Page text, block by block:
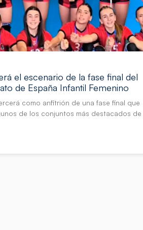
el escenario de la fase final del
de España Infantil Femenino
como anfitrión de una fase final que
de los conjuntos más destacados de